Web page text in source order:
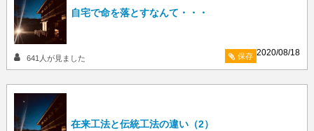
自宅で命を落とすなんて・・・
2020/08/18
641 人が見ました 保存
在来工法と伝統工法の違い（2）